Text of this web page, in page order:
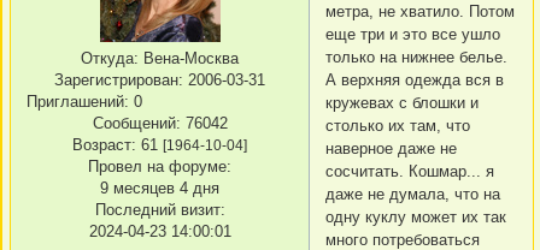
Откуда: Вена-Москва
Зарегистрирован: 2006-03-31
Приглашений: 0
Сообщений: 76042
Возраст: 61 [1964-10-04]
Провел на форуме:
9 месяцев 4 дня
Последний визит:
2024-04-23 14:00:01
метра, не хватило. Потом
еще три и это все ушло
только на нижнее белье.
А верхняя одежда вся в
кружевах с блошки и
столько их там, что
наверное даже не
сосчитать. Кошмар... я
даже не думала, что на
одну куклу может их так
много потребоваться